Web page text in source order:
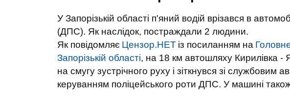
У Запорізькій області п'яний водій врізався в
(ДПС). Як наслідок, постраждали 2 людини.
Як повідомляє Цензор.НЕТ із посиланням на
Запорізькій області, на 18 км автошляху Кирилівка -
на смугу зустрічного руху і зіткнувся зі службовим
керуванням поліцейського роти ДПС. У машині